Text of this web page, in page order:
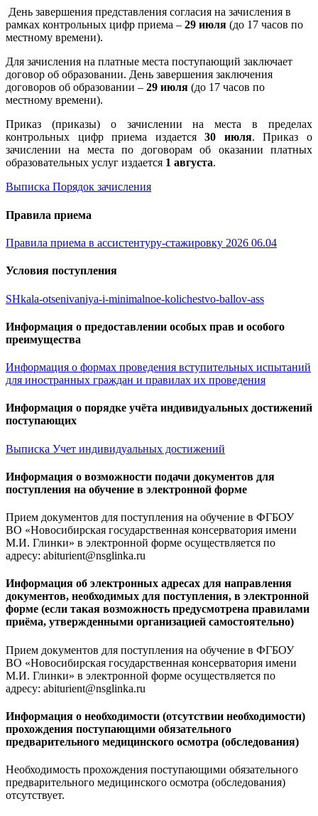
День завершения представления согласия на зачисления в
рамках контрольных цифр приема – 29 июля (до 17 часов по
местному времени).
Для зачисления на платные места поступающий заключает
договор об образовании. День завершения заключения
договоров об образовании – 29 июля (до 17 часов по
местному времени).
Приказ (приказы) о зачислении на места в пределах
контрольных цифр приема издается30 июля. Приказ о
зачислении на места по договорам об оказании платных
образовательных услуг издается 1 августа.
Выписка Порядок зачисления
Правила приема
Правила приема в ассистентуру-стажировку 2026 06.04
Условия поступления
SHkala-otsenivaniya-i-minimalnoe-kolichestvo-ballov-ass
Информация о предоставлении особых прав и особого
преимущества
Информация о формах проведения вступительных испытаний
для иностранных граждан и правилах их проведения
Информация о порядке учёта индивидуальных достижений
поступающих
Выписка Учет индивидуальных достижений
Информация о возможности подачи документов для
поступления на обучение в электронной форме
Прием документов для поступления на обучение в ФГБОУ
ВО «Новосибирская государственная консерватория имени
М.И. Глинки» в электронной форме осуществляется по
адресу: abiturient@nsglinka.ru
Информация об электронных адресах для направления
документов, необходимых для поступления, в электронной
форме (если такая возможность предусмотрена правилами
приёма, утвержденными организацией самостоятельно)
Прием документов для поступления на обучение в ФГБОУ
ВО «Новосибирская государственная консерватория имени
М.И. Глинки» в электронной форме осуществляется по
адресу: abiturient@nsglinka.ru
Информация о необходимости (отсутствии необходимости)
прохождения поступающими обязательного
предварительного медицинского осмотра (обследования)
Необходимость прохождения поступающими обязательного
предварительного медицинского осмотра (обследования)
отсутствует.